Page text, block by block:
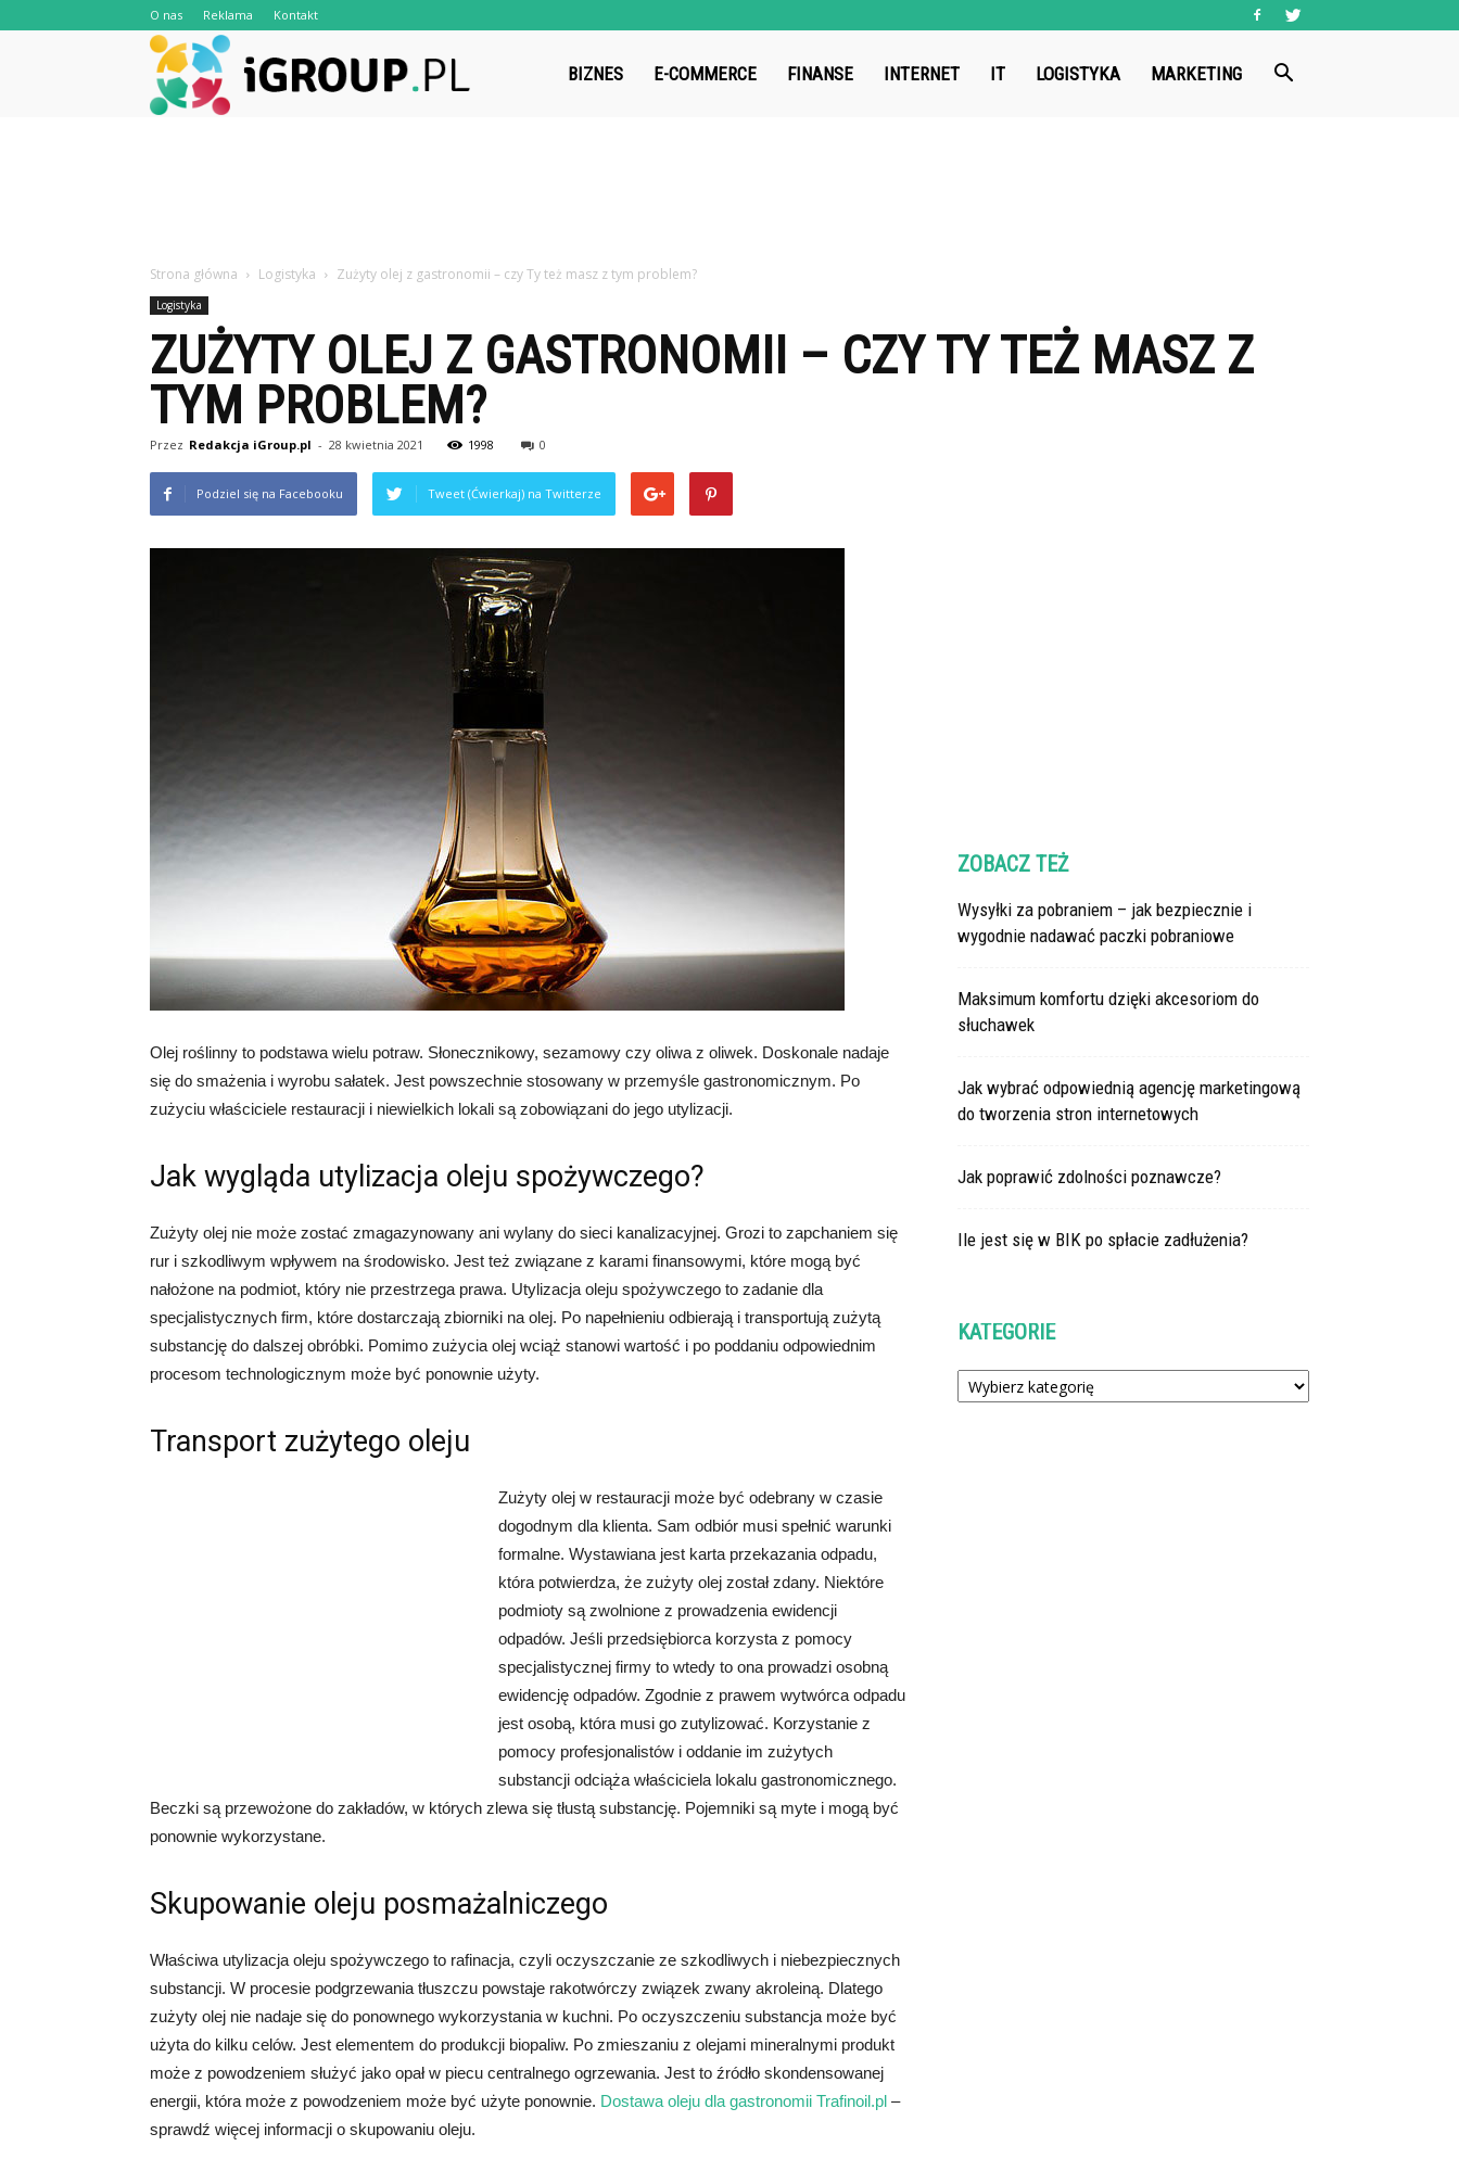
O nas Reklama Kontakt
BIZNES E-COMMERCE FINANSE INTERNET IT LOGISTYKA MARKETING
Strona główna Logistyka Zużyty olej z gastronomii – czy Ty też masz z tym problem?
Logistyka
ZUŻYTY OLEJ Z GASTRONOMII – CZY TY TEŻ MASZ Z
TYM PROBLEM?
Przez Redakcja iGroup.pl - 28 kwietnia 2021 1998 0
Podziel się na Facebooku Tweet (Ćwierkaj) na Twitterze
Olej roślinny to podstawa wielu potraw. Słonecznikowy, sezamowy czy oliwa z oliwek. Doskonale nadaje
się do smażenia i wyrobu sałatek. Jest powszechnie stosowany w przemyśle gastronomicznym. Po
zużyciu właściciele restauracji i niewielkich lokali są zobowiązani do jego utylizacji.
Jak wygląda utylizacja oleju spożywczego?
Zużyty olej nie może zostać zmagazynowany ani wylany do sieci kanalizacyjnej. Grozi to zapchaniem się
rur i szkodliwym wpływem na środowisko. Jest też związane z karami finansowymi, które mogą być
nałożone na podmiot, który nie przestrzega prawa. Utylizacja oleju spożywczego to zadanie dla
specjalistycznych firm, które dostarczają zbiorniki na olej. Po napełnieniu odbierają i transportują zużytą
substancję do dalszej obróbki. Pomimo zużycia olej wciąż stanowi wartość i po poddaniu odpowiednim
procesom technologicznym może być ponownie użyty.
Transport zużytego oleju
Zużyty olej w restauracji może być odebrany w czasie
dogodnym dla klienta. Sam odbiór musi spełnić warunki
formalne. Wystawiana jest karta przekazania odpadu,
która potwierdza, że zużyty olej został zdany. Niektóre
podmioty są zwolnione z prowadzenia ewidencji
odpadów. Jeśli przedsiębiorca korzysta z pomocy
specjalistycznej firmy to wtedy to ona prowadzi osobną
ewidencję odpadów. Zgodnie z prawem wytwórca odpadu
jest osobą, która musi go zutylizować. Korzystanie z
pomocy profesjonalistów i oddanie im zużytych
substancji odciąża właściciela lokalu gastronomicznego.
Beczki są przewożone do zakładów, w których zlewa się tłustą substancję. Pojemniki są myte i mogą być
ponownie wykorzystane.
Skupowanie oleju posmażalniczego
Właściwa utylizacja oleju spożywczego to rafinacja, czyli oczyszczanie ze szkodliwych i niebezpiecznych
substancji. W procesie podgrzewania tłuszczu powstaje rakotwórczy związek zwany akroleiną. Dlatego
zużyty olej nie nadaje się do ponownego wykorzystania w kuchni. Po oczyszczeniu substancja może być
użyta do kilku celów. Jest elementem do produkcji biopaliw. Po zmieszaniu z olejami mineralnymi produkt
może z powodzeniem służyć jako opał w piecu centralnego ogrzewania. Jest to źródło skondensowanej
energii, która może z powodzeniem może być użyte ponownie. Dostawa oleju dla gastronomii Trafinoil.pl –
sprawdź więcej informacji o skupowaniu oleju.
ZOBACZ TEŻ
Wysyłki za pobraniem – jak bezpiecznie i
wygodnie nadawać paczki pobraniowe
Maksimum komfortu dzięki akcesoriom do
słuchawek
Jak wybrać odpowiednią agencję marketingową
do tworzenia stron internetowych
Jak poprawić zdolności poznawcze?
Ile jest się w BIK po spłacie zadłużenia?
KATEGORIE
Kategorie